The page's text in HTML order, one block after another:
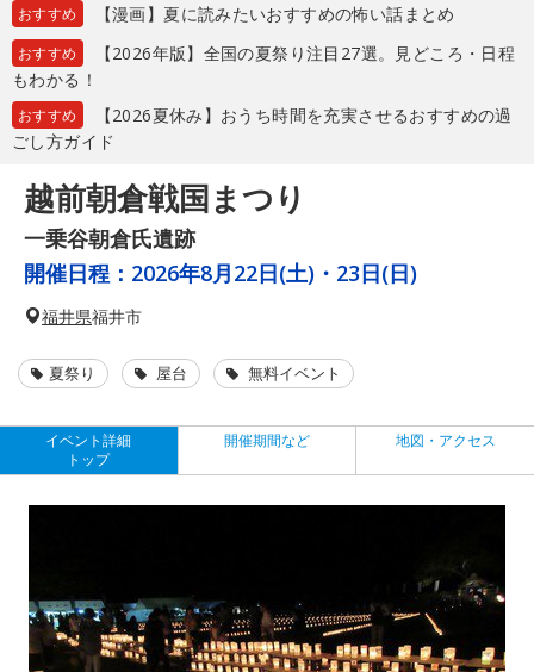
おすすめ 【漫画】夏に読みたいおすすめの怖い話まとめ
おすすめ
【2026年版】全国の夏祭り注目27選。見どころ・日程
もわかる！
おすすめ
【2026夏休み】おうち時間を充実させるおすすめの過
ごし方ガイド
越前朝倉戦国まつり
一乗谷朝倉氏遺跡
開催日程： 2026年8月22日(土)・23日(日)
福井県福井市
夏祭り 屋台 無料イベント
イベント詳細
トップ
開催期間など 地図・アクセス